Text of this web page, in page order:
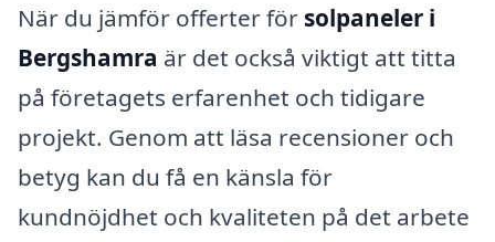
När du jämför offerter för solpaneler i
Bergshamra är det också viktigt att titta
på företagets erfarenhet och tidigare
projekt. Genom att läsa recensioner och
betyg kan du få en känsla för
kundnöjdhet och kvaliteten på det arbete